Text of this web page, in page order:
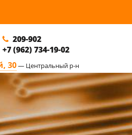
209-902
+7 (962) 734-19-02
30— Центральный р-н